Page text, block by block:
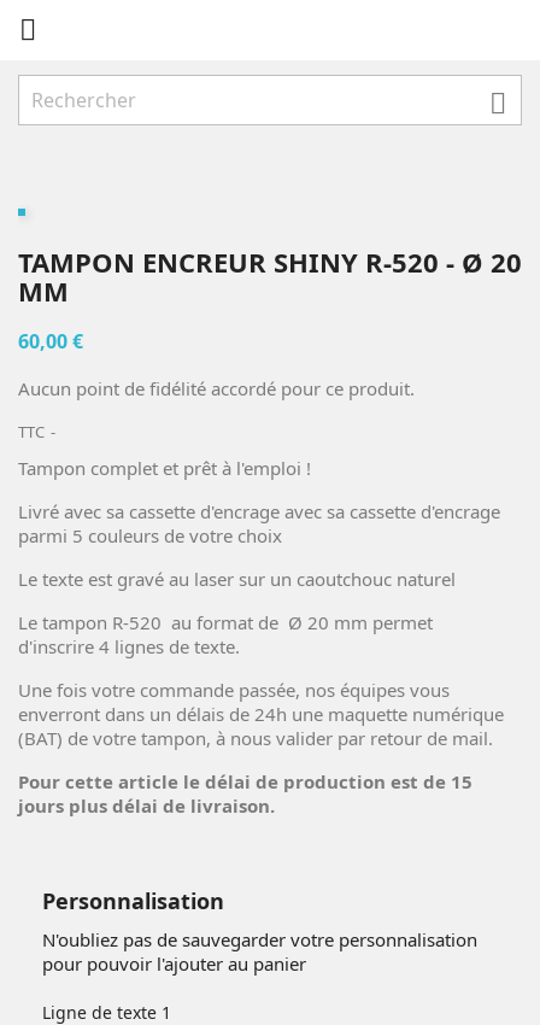


TAMPON ENCREUR SHINY R-520 - Ø 20
MM
60,00 €
Aucun point de fidélité accordé pour ce produit.
TTC
Tampon complet et prêt à l'emploi !
Livré avec sa cassette d'encrage avec sa cassette d'encrage
parmi 5 couleurs de votre choix
Le texte est gravé au laser sur un caoutchouc naturel
Le tampon R-520 au format de Ø 20 mm permet
d'inscrire 4 lignes de texte.
Une fois votre commande passée, nos équipes vous
enverront dans un délais de 24h une maquette numérique
(BAT) de votre tampon, à nous valider par retour de mail.
Pour cette article le délai de production est de 15
jours plus délai de livraison.
Personnalisation
N'oubliez pas de sauvegarder votre personnalisation
pour pouvoir l'ajouter au panier
Ligne de texte 1